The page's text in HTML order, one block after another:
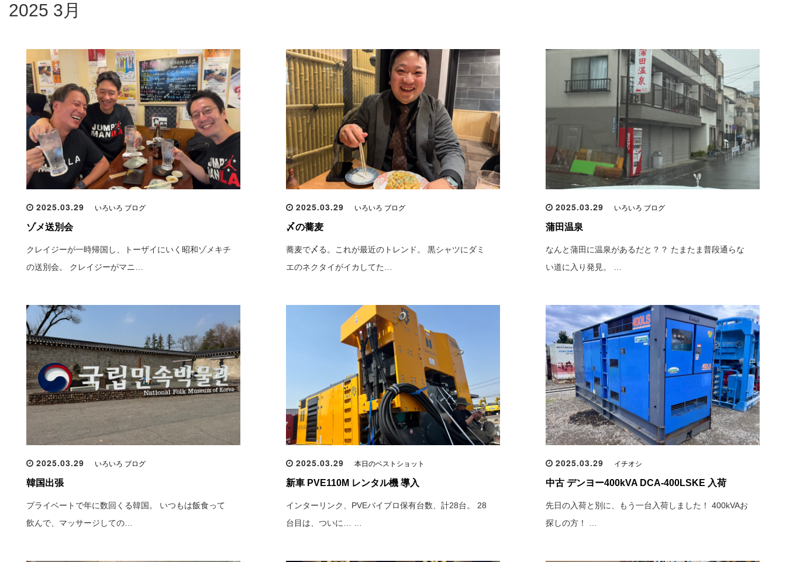
2025 3月
2025.03.29 いろいろ ブログ
ゾメ送別会
クレイジーが一時帰国し、トーザイにいく昭和ゾメキチ
の送別会。 クレイジーがマニ…
2025.03.29 いろいろ ブログ
〆の蕎麦
蕎麦で〆る。これが最近のトレンド。 黒シャツにダミ
エのネクタイがイカしてた…
2025.03.29 いろいろ ブログ
蒲田温泉
なんと蒲田に温泉があるだと？？ たまたま普段通らな
い道に入り発見。 …
2025.03.29 いろいろ ブログ
韓国出張
プライベートで年に数回くる韓国。 いつもは飯食って
飲んで、マッサージしての…
2025.03.29 本日のベストショット
新車 PVE110M レンタル機 導入
インターリンク、PVEバイブロ保有台数、計28台。 28
台目は、ついに… …
2025.03.29 イチオシ
中古 デンヨー400kVA DCA-400LSKE 入荷
先日の入荷と別に、もう一台入荷しました！ 400kVAお
探しの方！ …